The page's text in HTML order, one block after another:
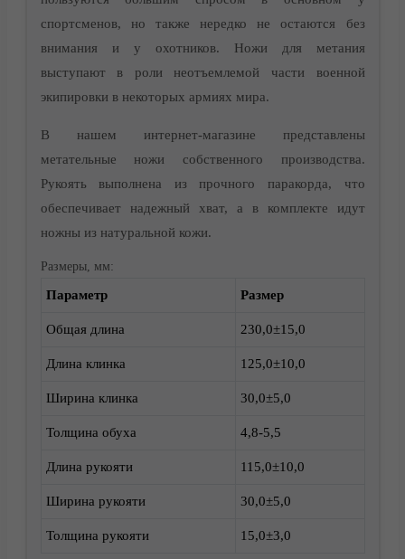
Доставка
спортсменов, но также нередко не остаются без
внимания и у охотников. Ножи для метания
выступают в роли неотъемлемой части военной
экипировки в некоторых армиях мира.
В нашем интернет-магазине представлены
метательные ножи собственного производства.
Рукоять выполнена из прочного паракорда, что
обеспечивает надежный хват, а в комплекте идут
ножны из натуральной кожи.
Размеры, мм:
Параметр
Размер
Общая длина 230,0±15,0
Длина клинка 125,0±10,0
Ширина клинка 30,0±5,0
Толщина обуха 4,8-5,5
Длина рукояти 115,0±10,0
Ширина рукояти 30,0±5,0
Толщина рукояти 15,0±3,0